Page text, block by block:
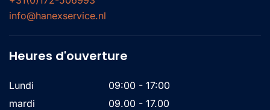
info@hanexservice.nl
Heures d'ouverture
Lundi
09:00 - 17:00
mardi
09.00 - 17.00